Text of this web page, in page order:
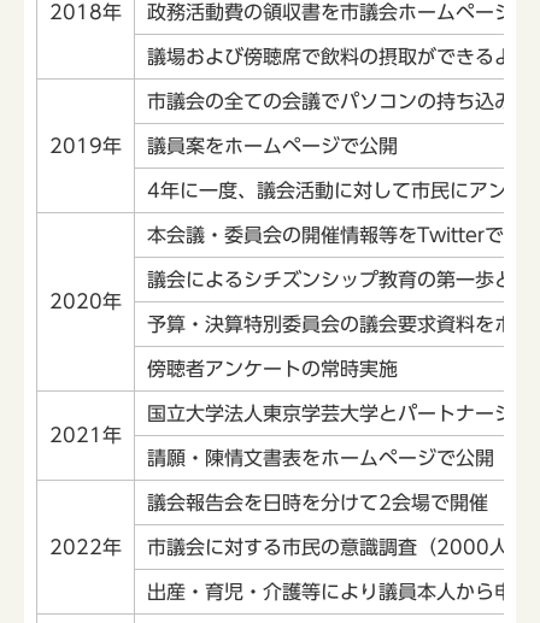
2018年 政務活動費の領収書を市議会ホームページで
議場および傍聴席で飲料の摂取ができるよう
2019年
市議会の全ての会議でパソコンの持ち込みが
議員案をホームページで公開
4年に一度、議会活動に対して市民にアンケ
2020年
本会議・委員会の開催情報等をTwitterで発
議会によるシチズンシップ教育の第一歩と
予算・決算特別委員会の議会要求資料をホー
傍聴者アンケートの常時実施
2021年
国立大学法人東京学芸大学とパートナーシッ
請願・陳情文書表をホームページで公開
2022年
議会報告会を日時を分けて2会場で開催
市議会に対する市民の意識調査（2000人ア
出産・育児・介護等により議員本人から申